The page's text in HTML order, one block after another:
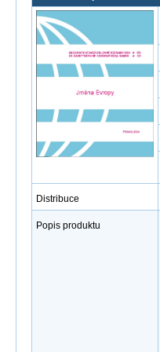
Distribuce
Popis produktu